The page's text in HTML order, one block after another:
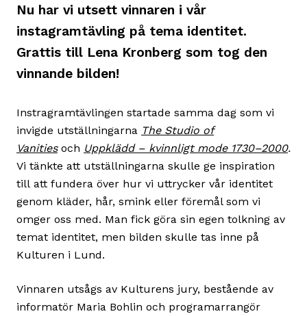
Nu har vi utsett vinnaren i vår
instagramtävling på tema identitet.
Grattis till Lena Kronberg som tog den
vinnande bilden!
Instragramtävlingen startade samma dag som vi
invigde utställningarna The Studio of
Vanitiesoch Uppklädd – kvinnligt mode 1730–2000.
Vi tänkte att utställningarna skulle ge inspiration
till att fundera över hur vi uttrycker vår identitet
genom kläder, hår, smink eller föremål som vi
omger oss med. Man fick göra sin egen tolkning av
temat identitet, men bilden skulle tas inne på
Kulturen i Lund.
Vinnaren utsågs av Kulturens jury, bestående av
informatör Maria Bohlin och programarrangör